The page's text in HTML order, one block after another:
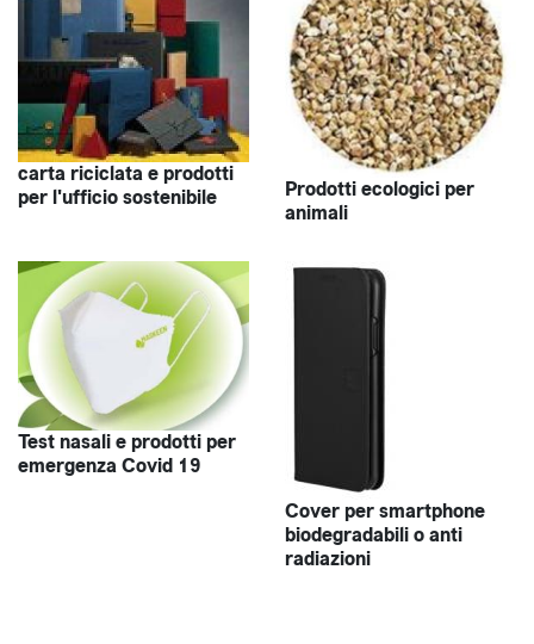
carta riciclata e prodotti
per l'ufficio sostenibile
Prodotti ecologici per
animali
Test nasali e prodotti per
emergenza Covid 19
Cover per smartphone
biodegradabili o anti
radiazioni